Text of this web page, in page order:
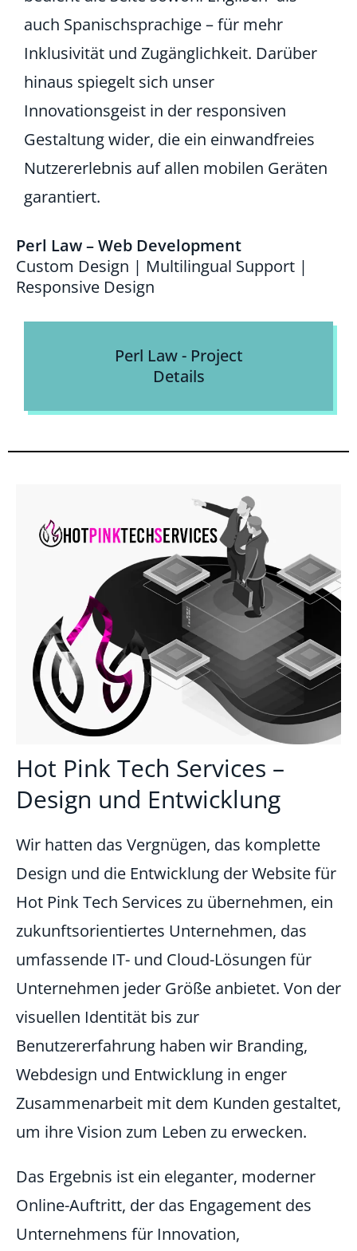
auch Spanischsprachige – für mehr
Inklusivität und Zugänglichkeit. Darüber
hinaus spiegelt sich unser
Innovationsgeist in der responsiven
Gestaltung wider, die ein einwandfreies
Nutzererlebnis auf allen mobilen Geräten
garantiert.
Perl Law – Web Development
Custom Design | Multilingual Support |
Responsive Design
Perl Law - Project
Details
Hot Pink Tech Services –
Design und Entwicklung
Wir hatten das Vergnügen, das komplette
Design und die Entwicklung der Website für
Hot Pink Tech Services zu übernehmen, ein
zukunftsorientiertes Unternehmen, das
umfassende IT- und Cloud-Lösungen für
Unternehmen jeder Größe anbietet. Von der
visuellen Identität bis zur
Benutzererfahrung haben wir Branding,
Webdesign und Entwicklung in enger
Zusammenarbeit mit dem Kunden gestaltet,
um ihre Vision zum Leben zu erwecken.
Das Ergebnis ist ein eleganter, moderner
Online-Auftritt, der das Engagement des
Unternehmens für Innovation,